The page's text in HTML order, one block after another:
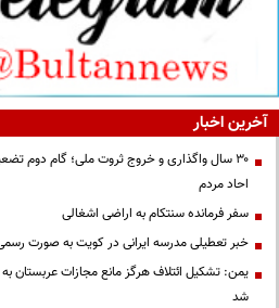
آخرین اخبار
۳۰ سال واگذاری و خروج ثروت ملی؛ گام دوم
احاد مردم
سفر فرمانده سنتکام به اراضی اشغالی
خبر تعطیلی مدرسه ایرانی در کویت به صورت
یمن: تشکیل ائتلاف هرگز مانع مجازات عربستان
شد